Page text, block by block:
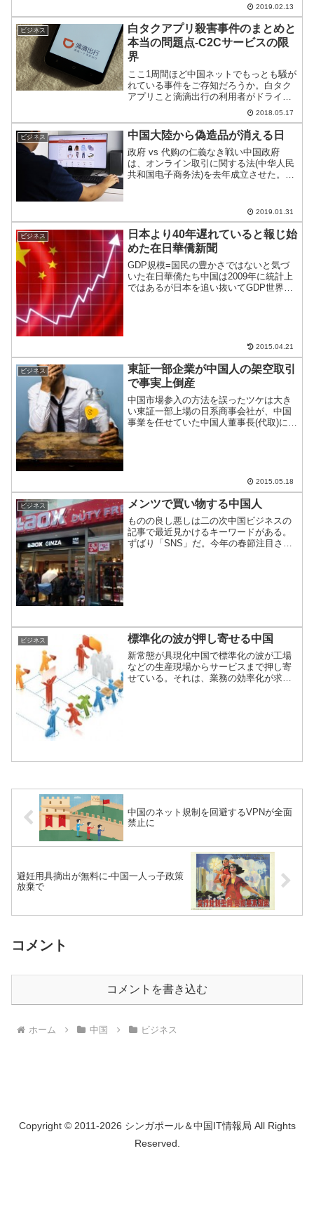
この問題は、むしろ、罰則のゆるい日本
のほうがタチ悪い。
2019.02.13
ビジネス
白タクアプリ殺害事件のまとめと
本当の問題点-C2Cサービスの限
界
ここ1周間ほど中国ネットでもっとも騒が
れている事件をご存知だろうか。白タク
アプリこと滴滴出行の利用者がドライバ
乱暴された上、殺害されたというもので
ある。が、本当に注目したいのは、流行
のC2Cサービスにある限界ではないだろ
うか。ゴシップネタ化...
2018.05.17
ビジネス 中国大陸から偽造品が消える日
政府 vs 代购の仁義なき戦い中国政府
は、オンライン取引に関する法(中华人民
共和国电子商务法)を去年成立させた。同
った。中国から偽造品が消える”その日”は
来るの...
2019.01.31
ビジネス
日本より40年遅れていると報じ始
めた在日華僑新聞
GDP規模=国民の豊かさではないと気づ
いた在日華僑たち中国は2009年に統計上
ではあるが日本を追い抜いてGDP世界第
2015.04.21
ビジネス
東証一部企業が中国人の架空取引
で事実上倒産
中国市場参入の方法を誤ったツケは大き
い東証一部上場の日系商事会社が、中国
事業を任せていた中国人董事長(代取)によ
2015.05.18
ビジネス メンツで買い物する中国人
ものの良し悪しは二の次中国ビジネスの
記事で最近見かけるキーワードがある。
ずばり「SNS」だ。今年の春節注目され
ビジネス 標準化の波が押し寄せる中国
新常態が具現化中国で標準化の波が工場
などの生産現場からサービスまで押し寄
せている。それは、業務の効率化が求め
中国のネット規制を回避するVPNが全面
禁止に
避妊用具摘出が無料に-中国一人っ子政策
放棄で
コメント
コメントを書き込む
ホーム 中国 ビジネス
Copyright © 2011-2026 シンガポール＆中国IT情報局 All Rights
Reserved.